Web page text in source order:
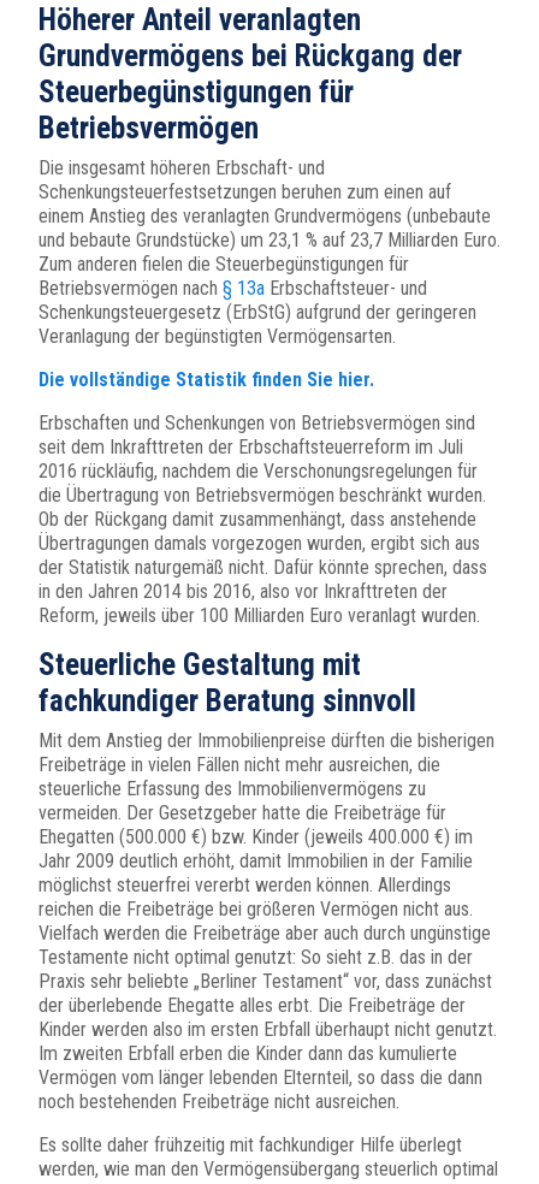
Höherer Anteil veranlagten
Grundvermögens bei Rückgang der
Steuerbegünstigungen für
Betriebsvermögen
Die insgesamt höheren Erbschaft- und
Schenkungsteuerfestsetzungen beruhen zum einen auf
einem Anstieg des veranlagten Grundvermögens (unbebaute
und bebaute Grundstücke) um 23,1 % auf 23,7 Milliarden Euro.
Zum anderen fielen die Steuerbegünstigungen für
Betriebsvermögen nach § 13a Erbschaftsteuer- und
Schenkungsteuergesetz (ErbStG) aufgrund der geringeren
Veranlagung der begünstigten Vermögensarten.
Die vollständige Statistik finden Sie hier.
Erbschaften und Schenkungen von Betriebsvermögen sind
seit dem Inkrafttreten der Erbschaftsteuerreform im Juli
2016 rückläufig, nachdem die Verschonungsregelungen für
die Übertragung von Betriebsvermögen beschränkt wurden.
Ob der Rückgang damit zusammenhängt, dass anstehende
Übertragungen damals vorgezogen wurden, ergibt sich aus
der Statistik naturgemäß nicht. Dafür könnte sprechen, dass
in den Jahren 2014 bis 2016, also vor Inkrafttreten der
Reform, jeweils über 100 Milliarden Euro veranlagt wurden.
Steuerliche Gestaltung mit
fachkundiger Beratung sinnvoll
Mit dem Anstieg der Immobilienpreise dürften die bisherigen
Freibeträge in vielen Fällen nicht mehr ausreichen, die
steuerliche Erfassung des Immobilienvermögens zu
vermeiden. Der Gesetzgeber hatte die Freibeträge für
Ehegatten (500.000 €) bzw. Kinder (jeweils 400.000 €) im
Jahr 2009 deutlich erhöht, damit Immobilien in der Familie
möglichst steuerfrei vererbt werden können. Allerdings
reichen die Freibeträge bei größeren Vermögen nicht aus.
Vielfach werden die Freibeträge aber auch durch ungünstige
Testamente nicht optimal genutzt: So sieht z.B. das in der
Praxis sehr beliebte „Berliner Testament“ vor, dass zunächst
der überlebende Ehegatte alles erbt. Die Freibeträge der
Kinder werden also im ersten Erbfall überhaupt nicht genutzt.
Im zweiten Erbfall erben die Kinder dann das kumulierte
Vermögen vom länger lebenden Elternteil, so dass die dann
noch bestehenden Freibeträge nicht ausreichen.
Es sollte daher frühzeitig mit fachkundiger Hilfe überlegt
werden, wie man den Vermögensübergang steuerlich optimal